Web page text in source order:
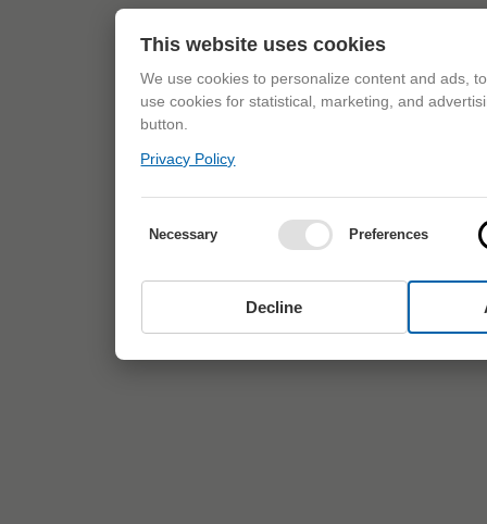
This website uses cookies
We use cookies to personalize content and ads,
use cookies for statistical, marketing, and
button.
Privacy Policy
Necessary Preferences
Decline